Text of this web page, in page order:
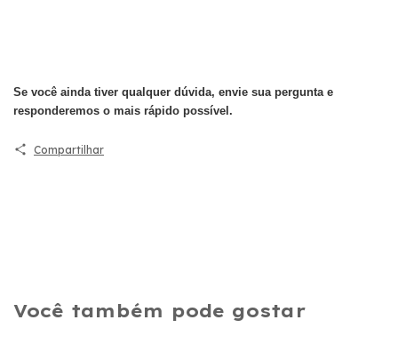
Se você ainda tiver qualquer dúvida, envie sua pergunta e
responderemos o mais rápido possível.
Compartilhar
Você também pode gostar